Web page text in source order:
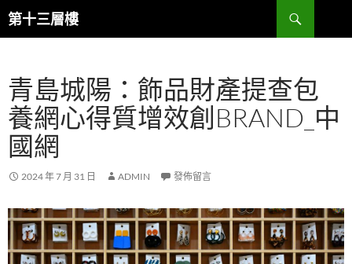
跳
至
內
容
第十三層樓
搜
尋
青島城陽：飾品財產提查包
養網心得質增效創BRAND_中
國網
2024 年 7 月 31 日 ADMIN 發佈留言